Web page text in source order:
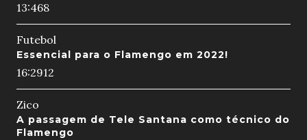
13:468
Futebol
Essencial para o Flamengo em 2022!
16:2912
Zico
A passagem de Tele Santana como técnico do
Flamengo